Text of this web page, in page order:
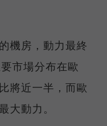
機房，動力最終
市場分布在歐
將近一半，而歐
大動力。